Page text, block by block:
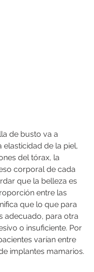
de busto va a
elasticidad de la piel,
del tórax, la
corporal de cada
que la belleza es
entre las
que lo que para
adecuado, para otra
o insuficiente. Por
varían entre
implantes mamarios.